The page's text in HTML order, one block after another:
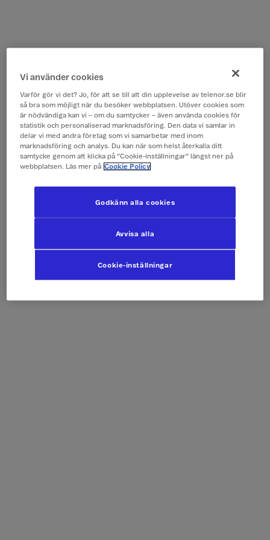
Vi använder cookies
Varför gör vi det? Jo, för att se till att din upplevelse av telenor.se blir
så bra som möjligt när du besöker webbplatsen. Utöver cookies som
är nödvändiga kan vi – om du samtycker – även använda cookies för
statistik och personaliserad marknadsföring. Den data vi samlar in
delar vi med andra företag som vi samarbetar med inom
marknadsföring och analys. Du kan när som helst återkalla ditt
samtycke genom att klicka på ”Cookie-inställningar” längst ner på
webbplatsen. Läs mer på Cookie Policy
Cookie-inställningar
Avvisa alla
Godkänn alla cookies